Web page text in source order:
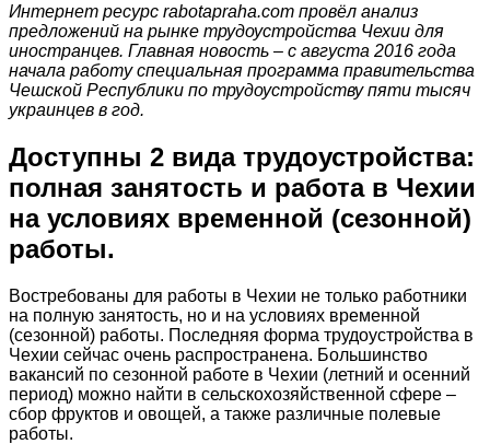
Интернет ресурс rabotapraha.com провёл анализ
предложений на рынке трудоустройства Чехии для
иностранцев. Главная новость – с августа 2016 года
начала работу специальная программа правительства
Чешской Республики по трудоустройству пяти тысяч
украинцев в год.
Доступны 2 вида трудоустройства:
полная занятость и работа в Чехии
на условиях временной (сезонной)
работы.
Востребованы для работы в Чехии не только работники
на полную занятость, но и на условиях временной
(сезонной) работы. Последняя форма трудоустройства в
Чехии сейчас очень распространена. Большинство
вакансий по сезонной работе в Чехии (летний и осенний
период) можно найти в сельскохозяйственной сфере –
сбор фруктов и овощей, а также различные полевые
работы.